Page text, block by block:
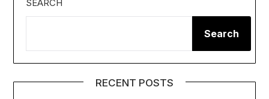
SEARCH
Search
RECENT POSTS